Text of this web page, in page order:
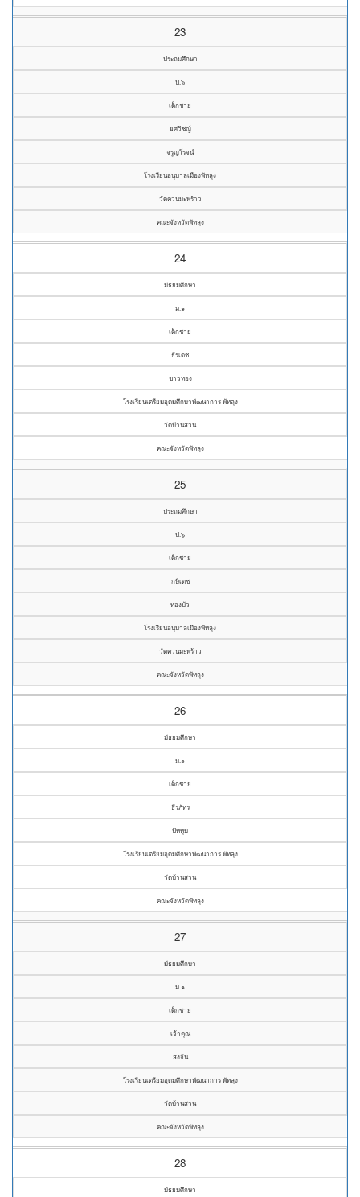
23
ประถมศึกษา
ป.๖
เด็กชาย
ยศวิชญ์
จรูญโรจน์
โรงเรียนอนุบาลเมืองพัทลุง
วัดควนมะพร้าว
คณะจังหวัดพัทลุง
24
มัธยมศึกษา
ม.๑
เด็กชาย
ธีรเดช
ขาวทอง
โรงเรียนเตรียมอุดมศึกษาพัฒนาการ พัทลุง
วัดบ้านสวน
คณะจังหวัดพัทลุง
25
ประถมศึกษา
ป.๖
เด็กชาย
กษิเดช
ทองบัว
โรงเรียนอนุบาลเมืองพัทลุง
วัดควนมะพร้าว
คณะจังหวัดพัทลุง
26
มัธยมศึกษา
ม.๑
เด็กชาย
ธีรภัทร
ปัททุม
โรงเรียนเตรียมอุดมศึกษาพัฒนาการ พัทลุง
วัดบ้านสวน
คณะจังหวัดพัทลุง
27
มัธยมศึกษา
ม.๑
เด็กชาย
เจ้าคุณ
สงจีน
โรงเรียนเตรียมอุดมศึกษาพัฒนาการ พัทลุง
วัดบ้านสวน
คณะจังหวัดพัทลุง
28
มัธยมศึกษา